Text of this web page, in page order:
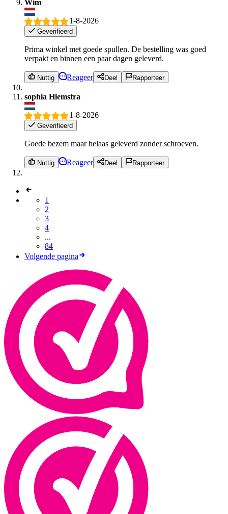
Wim
1-8-2026
Geverifieerd
Prima winkel met goede spullen. De bestelling was goed
verpakt en binnen een paar dagen geleverd.
Nuttig Reageer Deel Rapporteer
sophia Hiemstra
1-8-2026
Geverifieerd
Goede bezem maar helaas geleverd zonder schroeven.
Nuttig Reageer Deel Rapporteer
1
2
3
4
...
84
Volgende pagina